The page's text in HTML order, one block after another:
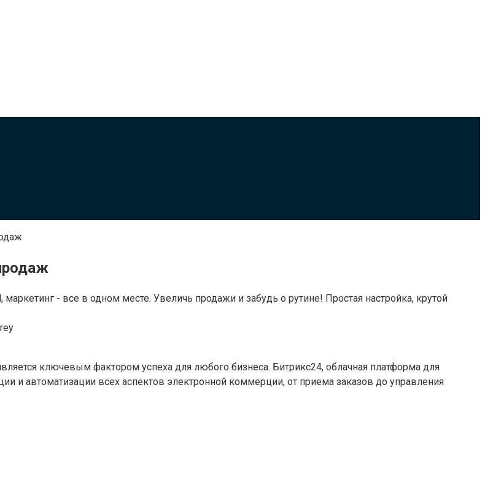
- все в одном месте. Увеличь продажи и забудь о рутине! Простая настройка, крутой
ключевым фактором успеха для любого бизнеса. Битрикс24, облачная платформа для
и автоматизации всех аспектов электронной коммерции, от приема заказов до управления